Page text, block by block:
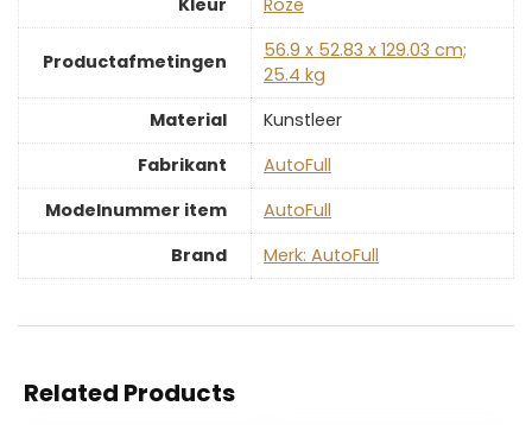
Kleur
‎Roze
Productafmetingen
‎56.9 x 52.83 x 129.03 cm;
25.4 kg
Material
‎Kunstleer
Fabrikant
‎AutoFull
Modelnummer item
‎AutoFull
Brand
Merk: AutoFull
Related Products